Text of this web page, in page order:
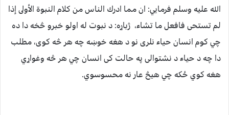
الله علیه وسلم فرمايي: ان مما ادرك الناس من كلام النبوة الأولى إذا
لم تستحى فافعل ما تشاء، ژباړه: د نبوت له اولو خبرو څخه دا ده
چي کوم انسان حياء نلری نو د هغه خوښه چه هر څه کوی، مطلب
دا چه د حياء د نشتوالی په حالت کی انسان چي هر څه وغواړي
هغه كوي ځكه چي هيڅ عار نه محسوسوي.